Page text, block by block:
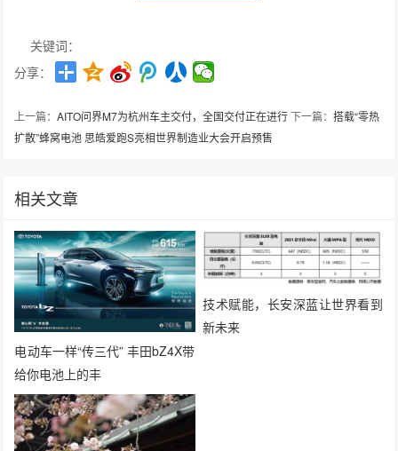
关键词：
分享：
上一篇：AITO问界M7为杭州车主交付，全国交付正在进行下一篇：搭载“零热
扩散”蜂窝电池 思皓爱跑S亮相世界制造业大会开启预售
相关文章
电动车一样“传三代” 丰田bZ4X带
给你电池上的丰
技术赋能，长安深蓝让世界看到
新未来